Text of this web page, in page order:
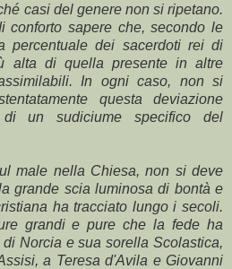
casi del genere non si ripetano.
conforto sapere che, secondo le
percentuale dei sacerdoti rei di
alta di quella presente in altre
In ogni caso, non si
questa deviazione
un sudiciume specifico del
male nella Chiesa, non si deve
grande scia luminosa di bontà e
ha tracciato lungo i secoli.
grandi e pure che la fede ha
Norcia e sua sorella Scolastica,
a Teresa d'Avila e Giovanni